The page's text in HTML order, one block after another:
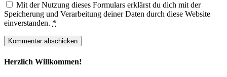
Mit der Nutzung dieses Formulars erklärst du dich mit der
Speicherung und Verarbeitung deiner Daten durch diese Website
einverstanden. *
Herzlich Willkommen!